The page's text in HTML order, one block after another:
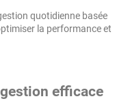
quotidienne basée
la performance et
efficace